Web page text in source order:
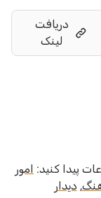
دریافت
لینک
پیدا کنید: امور
, دیدار